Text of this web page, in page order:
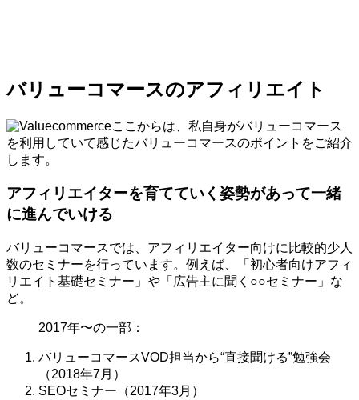
バリューコマースのアフィリエイト
ここからは、私自身がバリューコマース
を利用していて感じたバリューコマースのポイントをご紹介
します。
アフィリエイターを育てていく姿勢があって一緒
に進んでいける
バリューコマースでは、アフィリエイター向けに比較的少人
数のセミナーを行っています。例えば、「初心者向けアフィ
リエイト基礎セミナー」や「広告主に聞く○○セミナー」な
ど。
2017年〜の一部：
バリューコマースVOD担当から“直接聞ける”勉強会
（2018年7月）
SEOセミナー（2017年3月）